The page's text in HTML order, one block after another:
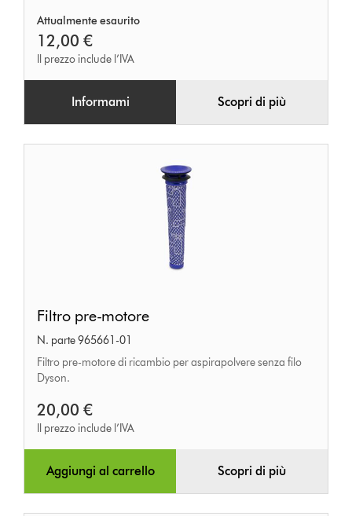
motorizzata
Attualmente esaurito
12,00 €
Il prezzo include l’IVA
Informami Scopri di più
pre-
motore
Filtro pre-motore
N. parte 965661-01
Filtro pre-motore di ricambio per aspirapolvere senza filo
Dyson.
20,00 €
Il prezzo include l’IVA
Aggiungi al carrello Scopri di più